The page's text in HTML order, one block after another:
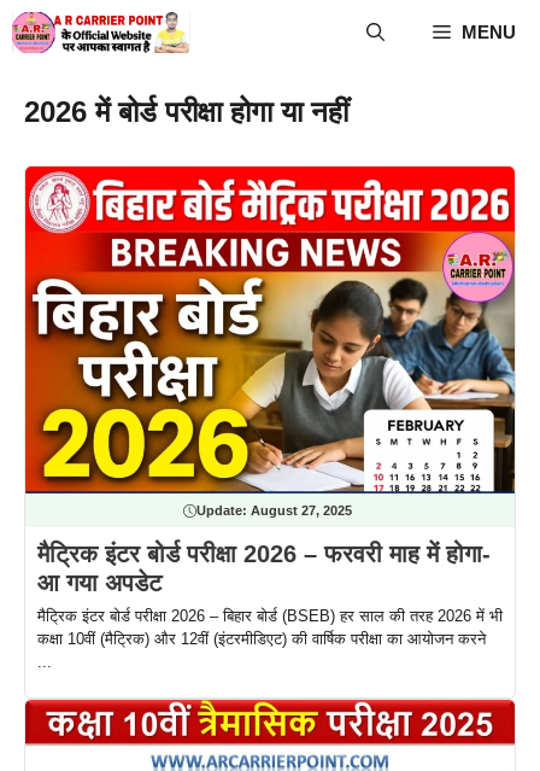
Skip
to
MENU
2026 में बोर्ड परीक्षा होगा या नहीं
Update: August 27, 2025
मैट्रिक इंटर बोर्ड परीक्षा 2026 – फरवरी माह में होगा-
आ गया अपडेट
मैट्रिक इंटर बोर्ड परीक्षा 2026 – बिहार बोर्ड (BSEB) हर साल की तरह 2026 में भी
कक्षा 10वीं (मैट्रिक) और 12वीं (इंटरमीडिएट) की वार्षिक परीक्षा का आयोजन करने
...